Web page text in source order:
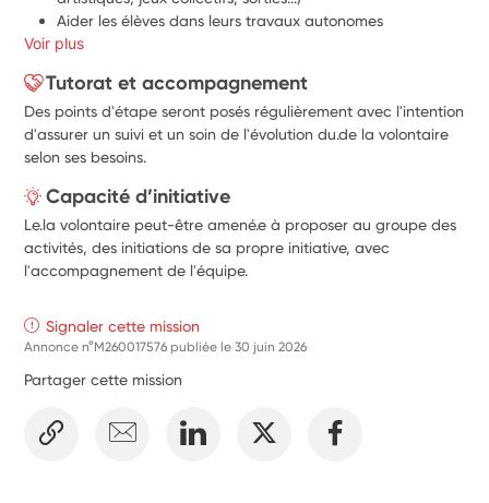
Aider les élèves dans leurs travaux autonomes
(compréhension de consignes, encouragement et écoute,
Participer lorsque nécessaire aux réunions d'équipe pour
contribuer aux projets éducatifs menés par la structure.
Contribuer au soin du lieu (lors des grands ménages qui
rassemblent l'ensemble de l'école) et à l'organisation
Voir plus
Tutorat et accompagnement
Des points d'étape seront posés régulièrement avec l'intention
d'assurer un suivi et un soin de l'évolution du.de la volontaire
selon ses besoins.
Capacité d’initiative
Le.la volontaire peut-être amené.e à proposer au groupe des
activités, des initiations de sa propre initiative, avec
l'accompagnement de l'équipe.
Signaler cette mission
Annonce n°M260017576 publiée le30 juin 2026
Partager cette mission